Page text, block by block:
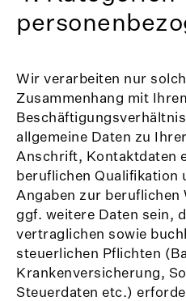
Wir verarbeiten nur
Zusammenhang mit
allgemeine Daten zu
Anschrift, Kontaktdaten
beruflichen Qualifikation
Angaben zur beruflichen
ggf. weitere Daten sein,
vertraglichen sowie
steuerlichen Pflichten
Krankenversicherung,
Steuerdaten etc.)